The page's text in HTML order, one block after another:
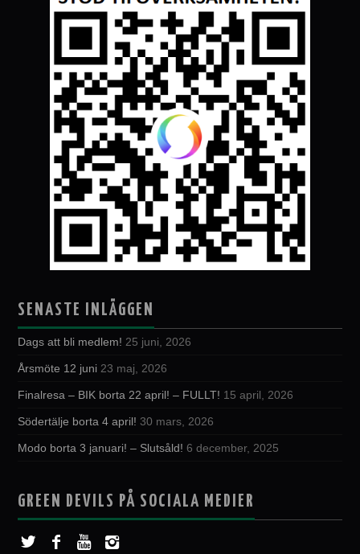
SENASTE INLÄGGEN
Dags att bli medlem! 25 juni, 2026
Årsmöte 12 juni 23 maj, 2026
Finalresa – BIK borta 22 april! – FULLT! 15 april, 2026
Södertälje borta 4 april! 30 mars, 2026
Modo borta 3 januari! – Slutsåld! 6 december, 2025
GREEN DEVILS PÅ SOCIALA MEDIER